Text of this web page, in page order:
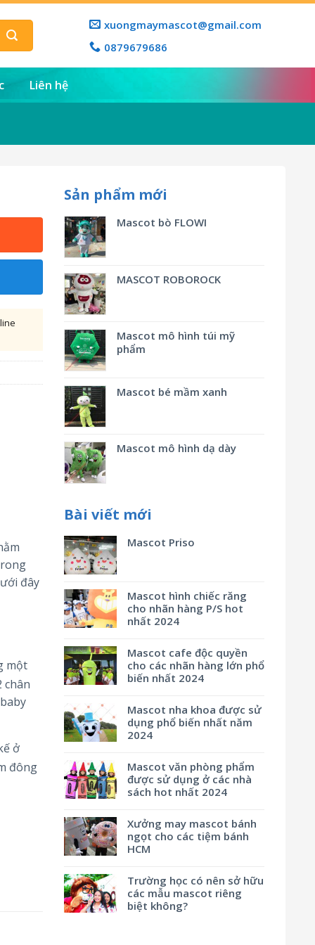
xuongmaymascot@gmail.com
0879679686
Liên hệ
Sản phẩm mới
Mascot bò FLOWI
MASCOT ROBOROCK
Mascot mô hình túi mỹ
phẩm
Mascot bé mầm xanh
Mascot mô hình dạ dày
Bài viết mới
Mascot Priso
Mascot hình chiếc răng
cho nhãn hàng P/S hot
nhất 2024
Mascot cafe độc quyền
cho các nhãn hàng lớn phổ
biến nhất 2024
Mascot nha khoa được sử
dụng phổ biến nhất năm
2024
Mascot văn phòng phẩm
được sử dụng ở các nhà
sách hot nhất 2024
Xưởng may mascot bánh
ngọt cho các tiệm bánh
HCM
Trường học có nên sở hữu
các mẫu mascot riêng
biệt không?
đây
một
chân
ở
đông